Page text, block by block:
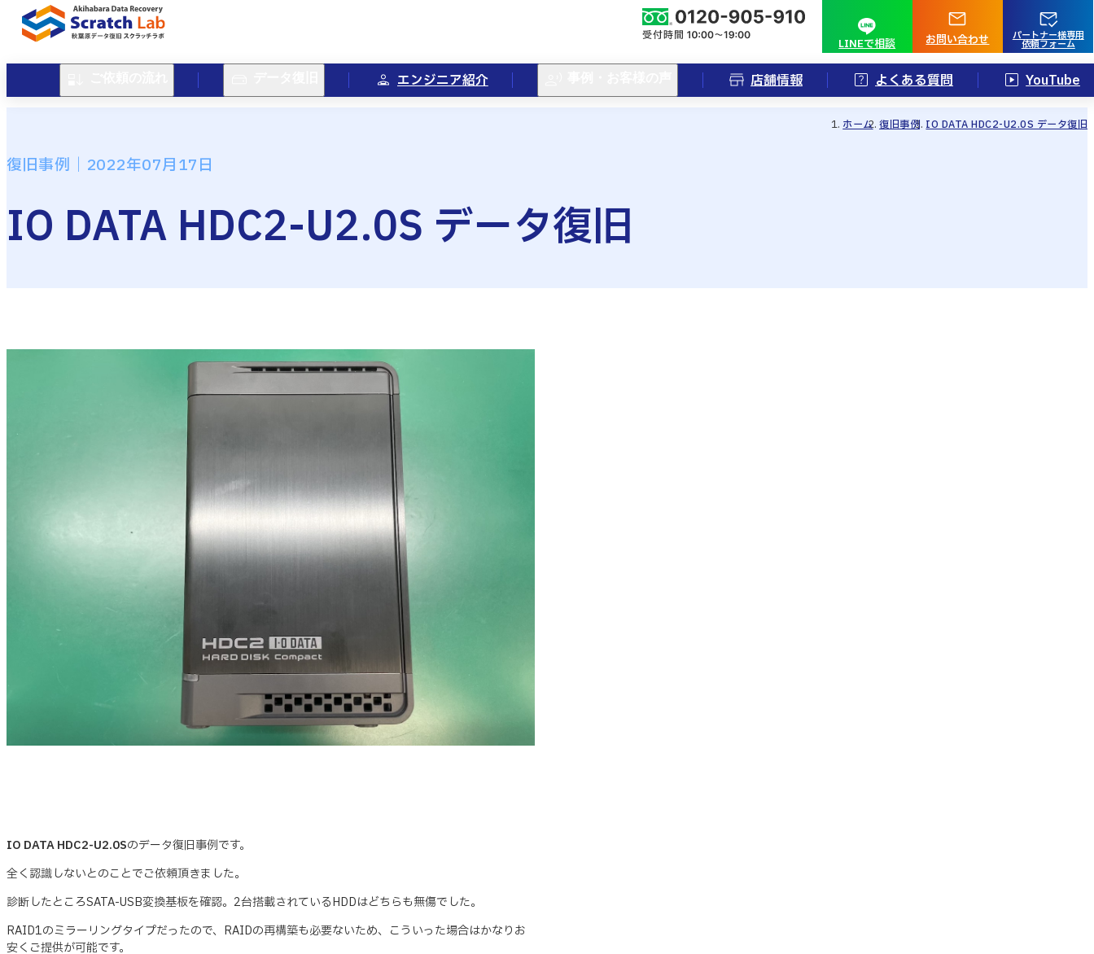
LINEで相談 お問い合わせ パートナー様専用
依頼フォーム
エンジニア紹介 店舗情報 よくある質問 YouTube
ホーム 復旧事例 IO DATA HDC2-U2.0S データ復旧
IO DATA HDC2-U2.0S データ復旧
復旧事例｜2022年07月17日
IO DATA HDC2-U2.0Sのデータ復旧事例です。
全く認識しないとのことでご依頼頂きました。
診断したところSATA-USB変換基板を確認。2台搭載されているHDDはどちらも無傷でした。
RAID1のミラーリングタイプだったので、RAIDの再構築も必要ないため、こういった場合はかなりお
安くご提供が可能です。